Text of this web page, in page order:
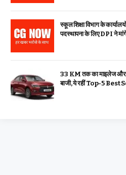
स्कूल शिक्षा विभाग के
पदस्थापना के लिए DPI ने
33 KM तक का माइलेज और
बाजी, ये रहीं Top-5